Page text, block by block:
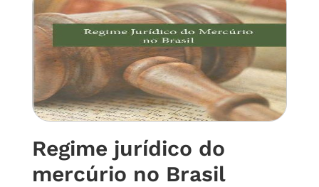
Regime jurídico do
mercúrio no Brasil